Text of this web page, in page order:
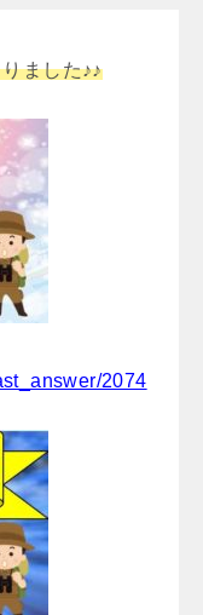
ました♪♪
2074